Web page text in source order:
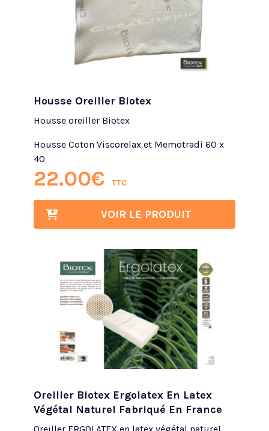
Housse Oreiller Biotex
Housse oreiller Biotex
Housse Coton Viscorelax et Memotradi 60 x
40
22.00€ TTC
VOIR LE PRODUIT
Oreiller Biotex Ergolatex En Latex
Végétal Naturel Fabriqué En France